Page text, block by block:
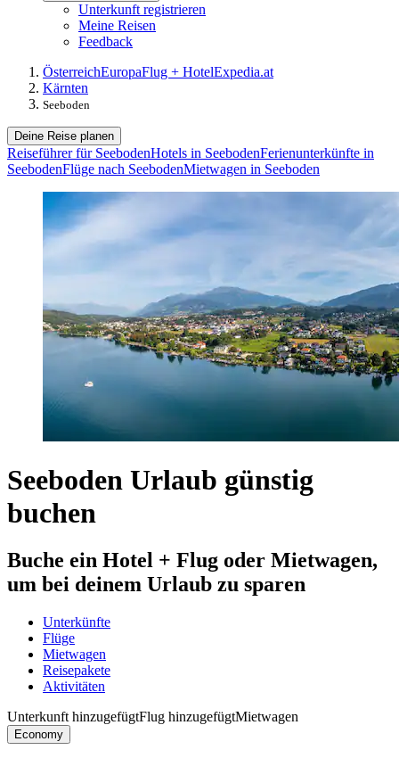
Unterkunft registrieren
Meine Reisen
Feedback
ÖsterreichEuropaFlug + HotelExpedia.at
Kärnten
Seeboden
Deine Reise planen
Reiseführer für SeebodenHotels in SeebodenFerienunterkünfte in
SeebodenFlüge nach SeebodenMietwagen in Seeboden
Seeboden Urlaub günstig
buchen
Buche ein Hotel + Flug oder Mietwagen,
um bei deinem Urlaub zu sparen
Unterkünfte
Flüge
Mietwagen
Reisepakete
Aktivitäten
Unterkunft hinzugefügtFlug hinzugefügtMietwagen
Economy